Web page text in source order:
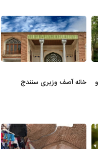
خانه آصف وزیری سنندج